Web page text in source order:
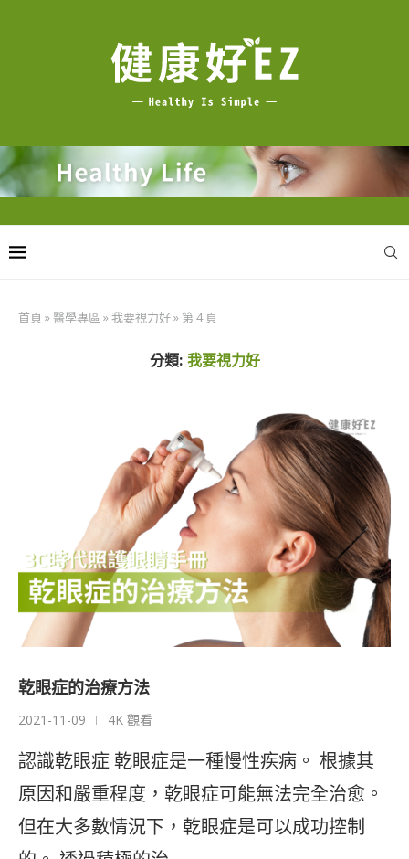
首頁 »醫學專區 »我要視力好» 第 4 頁
分類: 我要視力好
乾眼症的治療方法
2021-11-09 4K 觀看
認識乾眼症 乾眼症是一種慢性疾病。 根據其
原因和嚴重程度，乾眼症可能無法完全治愈。
但在大多數情況下，乾眼症是可以成功控制